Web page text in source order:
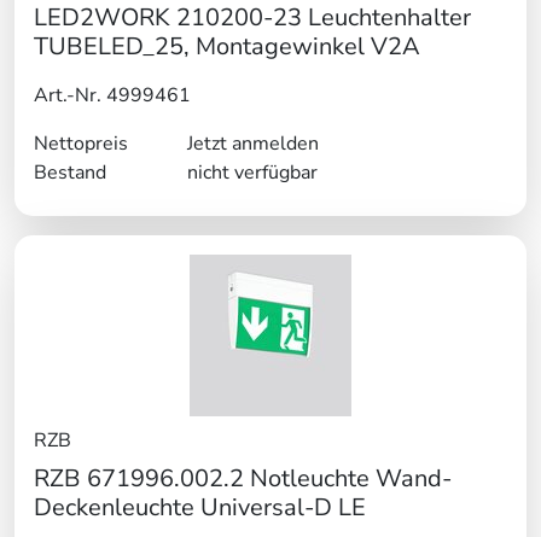
LED2WORK 210200-23 Leuchtenhalter
TUBELED_25, Montagewinkel V2A
Art.-Nr. 4999461
Nettopreis
Jetzt anmelden
Bestand
nicht verfügbar
RZB
RZB 671996.002.2 Notleuchte Wand-
Deckenleuchte Universal-D LE